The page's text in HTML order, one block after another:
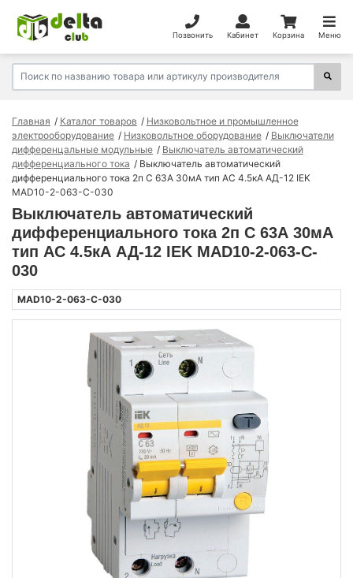
Позвонить Кабинет Корзина Меню
Главная Каталог товаров
Низковольтное и промышленное
электрооборудование
Низковольтное оборудование
Выключатели
дифференцальные модульные
Выключатель автоматический
дифференциального тока
Выключатель автоматический
дифференциального тока 2п C 63А 30мА тип AC 4.5кА АД-12 IEK
MAD10-2-063-C-030
Выключатель автоматический
дифференциального тока 2п C 63А 30мА
тип AC 4.5кА АД-12 IEK MAD10-2-063-C-
030
MAD10-2-063-C-030